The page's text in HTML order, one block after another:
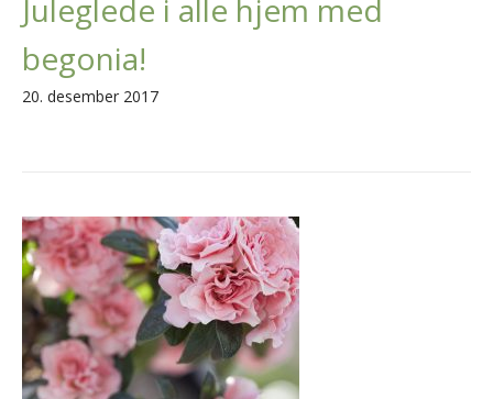
Juleglede i alle hjem med
begonia!
20. desember 2017